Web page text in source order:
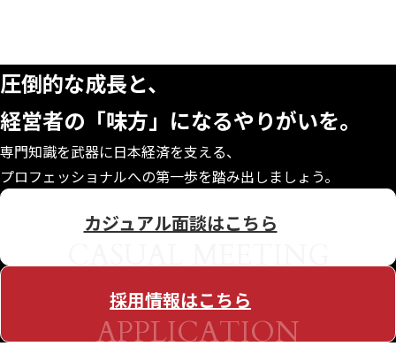
圧倒的な成長と、
経営者の「味方」になるやりがいを。
CONTACT
専門知識を武器に日本経済を支える、
プロフェッショナルへの第一歩を踏み出しましょう。
カジュアル面談はこちら
CASUAL MEETING
採用情報はこちら
APPLICATION